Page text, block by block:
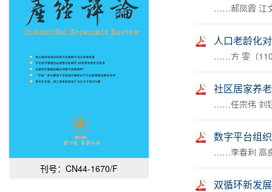
刊号：CN44-1670/F
……郝凤霞 江
人口老龄化
……方 雯（
社区居家养
……任宗伟 刘
数字平台组
……李春利 高
双循环新发